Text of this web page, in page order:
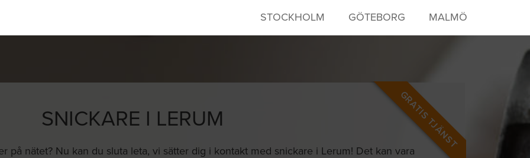
STOCKHOLM GÖTEBORG MALMÖ
GRATIS TJÄNST
SNICKARE I LERUM
på nätet? Nu kan du sluta leta, vi sätter dig i kontakt med snickare i Lerum! Det kan vara